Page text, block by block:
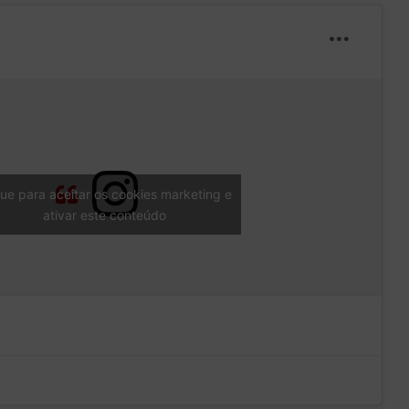
para aceitar os cookies marketing e
ativar este conteúdo